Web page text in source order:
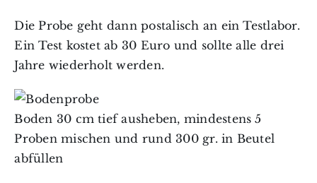
Die Probe geht dann postalisch an ein Testlabor.
Ein Test kostet ab 30 Euro und sollte alle drei
Jahre wiederholt werden.
Boden 30 cm tief ausheben, mindestens 5
Proben mischen und rund 300 gr. in Beutel
abfüllen